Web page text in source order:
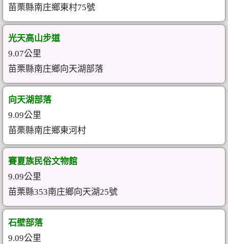
苗栗縣南庄鄉東村75號
光天高山步道
9.07公里
苗栗縣南庄鄉向天湖部落
向天湖部落
9.09公里
苗栗縣南庄鄉東河村
賽夏族民俗文物館
9.09公里
苗栗縣353南庄鄉向天湖25號
石壁部落
9.09公里